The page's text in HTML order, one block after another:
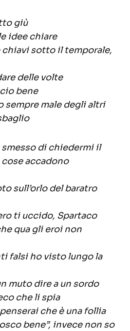
giù
idee chiare
chiavi sotto il temporale,
delle volte
bene
sempre male degli altri
smesso di chiedermi il
accadono
sull’orlo del baratro
ti uccido, Spartaco
qua gli eroi non
falsi ho visto lungo la
muto dire a un sordo
che li spia
che è una follia
bene”, invece non so